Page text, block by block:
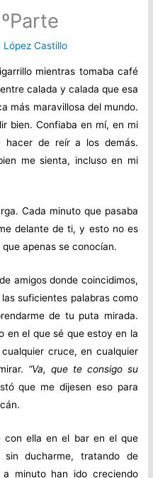
López Castillo
mientras tomaba café
calada y calada que esa
más maravillosa del mundo.
bien. Confiaba en mí, en mi
hacer de reír a los demás.
me sienta, incluso en mi
Cada minuto que pasaba
delante de ti, y esto no es
apenas se conocían.
amigos donde coincidimos,
suficientes palabras como
de tu puta mirada.
en el que sé que estoy en la
cruce, en cualquier
“Va, que te consigo su
que me dijesen eso para
con ella en el bar en el que
ducharme, tratando de
minuto han ido creciendo